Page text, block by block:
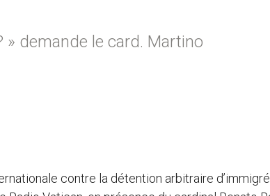
demande le card. Martino
contre la détention arbitraire